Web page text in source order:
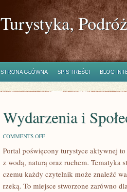
Turystyka,
STRONA GŁÓWNA SPIS TREŚCI BLOG
Wydarzenia i
COMMENTS OFFON
I
SPOŁECZNOŚĆ
Portal poświęcony turystyce aktywnej
z wodą, naturą oraz ruchem. Tematyka
czemu każdy czytelnik może znaleźć
rzeką. To miejsce stworzone zarówno